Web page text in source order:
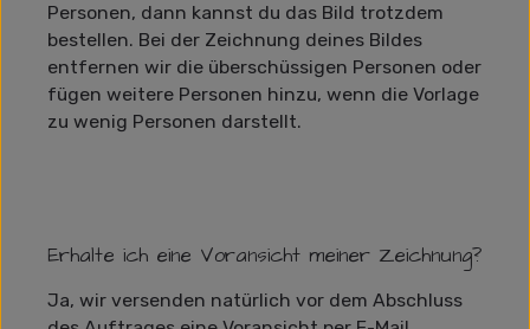
Personen, dann kannst du das Bild trotzdem
bestellen. Bei der Zeichnung deines Bildes
entfernen wir die überschüssigen Personen oder
fügen weitere Personen hinzu, wenn die Vorlage
zu wenig Personen darstellt.
Erhalte ich eine Voransicht meiner Zeichnung?
Ja, wir versenden natürlich vor dem Abschluss